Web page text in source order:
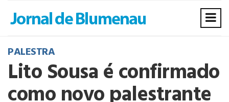
PALESTRA
Lito Sousa é confirmado
como novo palestrante